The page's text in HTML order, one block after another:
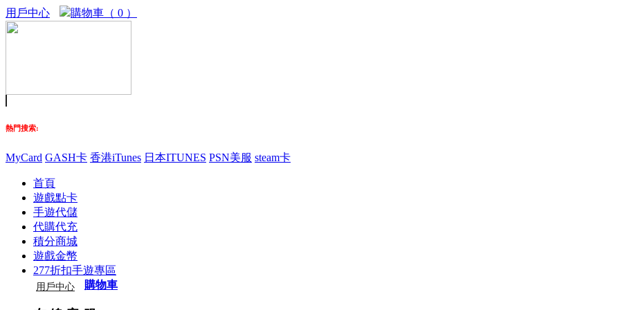
用戶中心 購物車（ 0 ）
熱門搜索:
MyCard GASH卡 香港iTunes 日本ITUNES PSN美服 steam卡
首頁
遊戲點卡
手遊代儲
代購代充
積分商城
遊戲金幣
277折扣手遊專區
用戶中心 購物車